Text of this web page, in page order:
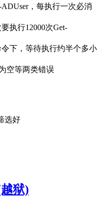
，每执行一次必消
执行12000次Get-
下，等待执行约半个多小
空等两类错误
选好
狱)